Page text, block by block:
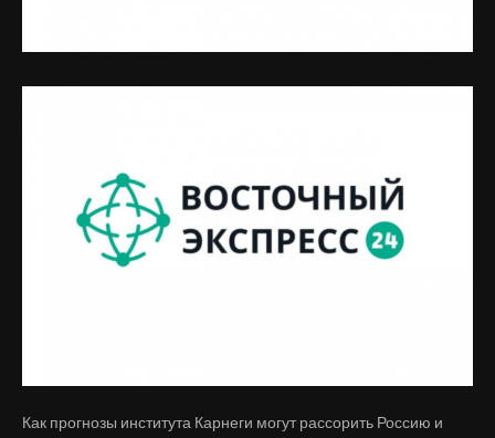
Как прогнозы института Карнеги могут рассорить Россию и